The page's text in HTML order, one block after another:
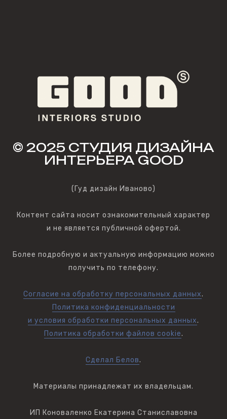
© 2025 CТУДИЯ ДИЗАЙНА
ИНТЕРЬЕРА GOOD
(Гуд дизайн Иваново)
Контент сайта носит ознакомительный характер
и не является публичной офертой.
Более подробную и актуальную информацию можно
получить по телефону.
Согласие на обработку персональных данных.
Политика конфиденциальности
и условия обработки персональных данных.
Политика обработки файлов cookie.
Сделал Белов.
Материалы принадлежат их владельцам.
ИП Коноваленко Екатерина Станиславовна